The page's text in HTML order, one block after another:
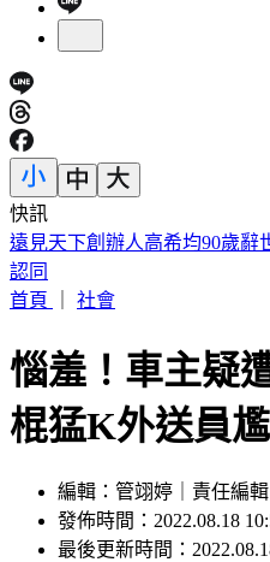
快訊
遠見天下創辦人高希均90歲
認同
首頁
社會
惱羞！車主疑
棍猛K外送員
編輯：管翊婷｜責任編
發佈時間：2022.08.18
最後更新時間：